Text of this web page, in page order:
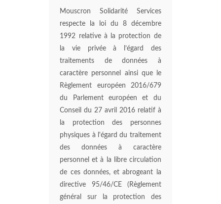
Mouscron Solidarité Services
respecte la loi du 8 décembre
1992 relative à la protection de
la vie privée à l’égard des
traitements de données à
caractère personnel ainsi que le
Règlement européen 2016/679
du Parlement européen et du
Conseil du 27 avril 2016 relatif à
la protection des personnes
physiques à l'égard du traitement
des données à caractère
personnel et à la libre circulation
de ces données, et abrogeant la
directive 95/46/CE (Règlement
général sur la protection des